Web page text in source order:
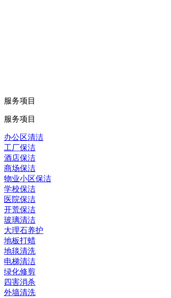
服务项目
服务项目
办公区清洁
工厂保洁
酒店保洁
商场保洁
物业小区保洁
学校保洁
医院保洁
开荒保洁
玻璃清洁
大理石养护
地板打蜡
地毯清洗
电梯清洁
绿化修剪
四害消杀
外墙清洗